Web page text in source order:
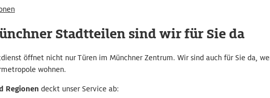
Stadtteilen sind wir für Sie da
öffnet nicht nur Türen im Münchner Zentrum. Wir sind auch für Sie da,
wohnen.
Regionen deckt unser Service ab: